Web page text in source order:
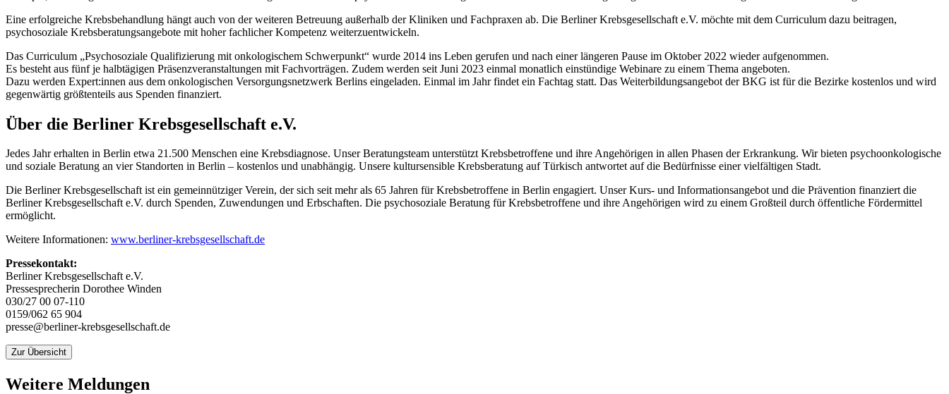
Eine erfolgreiche Krebsbehandlung hängt auch von der weiteren Betreuung außerhalb der Kliniken und Fachpraxen ab. Die Berliner Krebsgesellschaft e.V. möchte mit dem Curriculum dazu beitragen,
psychosoziale Krebsberatungsangebote mit hoher fachlicher Kompetenz weiterzuentwickeln.
Das Curriculum „Psychosoziale Qualifizierung mit onkologischem Schwerpunkt“ wurde 2014 ins Leben gerufen und nach einer längeren Pause im Oktober 2022 wieder aufgenommen.
Es besteht aus fünf je halbtägigen Präsenzveranstaltungen mit Fachvorträgen. Zudem werden seit Juni 2023 einmal monatlich einstündige Webinare zu einem Thema angeboten.
Dazu werden Expert:innen aus dem onkologischen Versorgungsnetzwerk Berlins eingeladen. Einmal im Jahr findet ein Fachtag statt. Das Weiterbildungsangebot der BKG ist für die Bezirke kostenlos und wird
gegenwärtig größtenteils aus Spenden finanziert.
Über die Berliner Krebsgesellschaft e.V.
Jedes Jahr erhalten in Berlin etwa 21.500 Menschen eine Krebsdiagnose. Unser Beratungsteam unterstützt Krebsbetroffene und ihre Angehörigen in allen Phasen der Erkrankung. Wir bieten psychoonkologische
und soziale Beratung an vier Standorten in Berlin – kostenlos und unabhängig. Unsere kultursensible Krebsberatung auf Türkisch antwortet auf die Bedürfnisse einer vielfältigen Stadt.
Die Berliner Krebsgesellschaft ist ein gemeinnütziger Verein, der sich seit mehr als 65 Jahren für Krebsbetroffene in Berlin engagiert. Unser Kurs- und Informationsangebot und die Prävention finanziert die
Berliner Krebsgesellschaft e.V. durch Spenden, Zuwendungen und Erbschaften. Die psychosoziale Beratung für Krebsbetroffene und ihre Angehörigen wird zu einem Großteil durch öffentliche Fördermittel
ermöglicht.
Weitere Informationen: www.berliner-krebsgesellschaft.de
Pressekontakt:
Berliner Krebsgesellschaft e.V.
Pressesprecherin Dorothee Winden
030/27 00 07-110
0159/062 65 904
presse@berliner-krebsgesellschaft.de
Zur Übersicht
Weitere Meldungen